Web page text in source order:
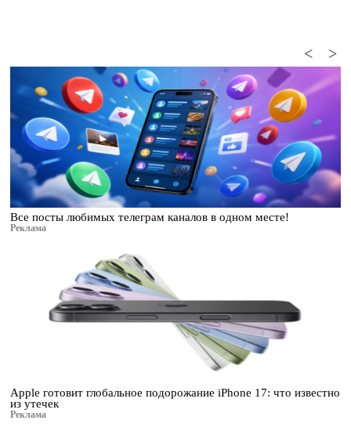
>
<
Все посты любимых телеграм каналов в одном месте!
Реклама
Apple готовит глобальное подорожание iPhone 17: что известно
из утечек
Реклама